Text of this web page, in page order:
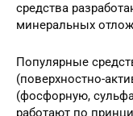
средства
минеральных
Популярные
(поверхностно-
(фосфорную,
работают по